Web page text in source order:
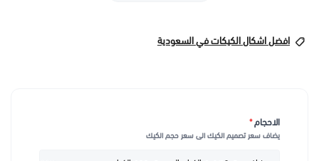
رغبتك. من الألوان المخصصة إلى الزينة التفصيلية مثل الأزهار الناعمة أو
سعر تصميم الكيك 👆🏻
بعد اختيار حجم الكيك يضاف سعر التصميم الى سعر الحجم
افضل اشكال الكيكات في السعودية
الاحجام*
يضاف سعر تصميم الكيك الى سعر حجم الكيك